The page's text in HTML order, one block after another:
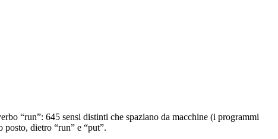
“run”: 645 sensi distinti che spaziano da macchine (i programmi
dietro “run” e “put”.